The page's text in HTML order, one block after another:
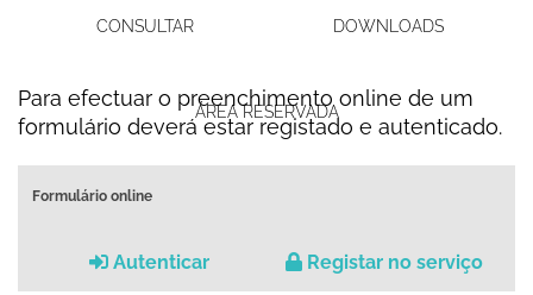
CONSULTAR DOWNLOADS
ÁREA RESERVADA
Para efectuar o preenchimento online de um
formulário deverá estar registado e autenticado.
Formulário online
Autenticar Registar no serviço